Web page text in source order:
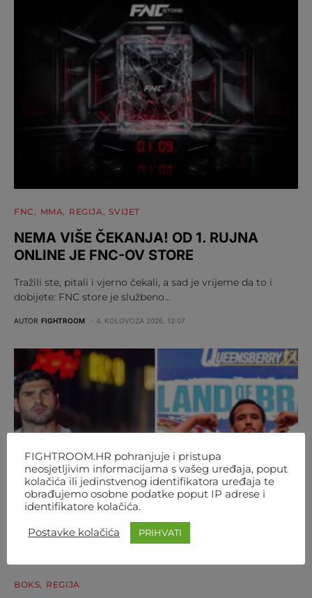
FNC MMA REGIJA SVIJET
NEMA VIŠE ČEKANJA! OD 1. RUJNA
ONLINE JE FNC-OV STORE
Tražili ste, pitali i vjerno čekali, a sad je vrijeme da to i
dobijete: FNC store je službeno…
AUTOR FIGHTROOM 4. KOLOVOZA 2026. 12:07
BOKS REGIJA
FIGHTROOM.HR pohranjuje i pristupa
neosjetljivim informacijama s vašeg uređaja, poput
kolačića ili jedinstvenog identifikatora uređaja te
obrađujemo osobne podatke poput IP adrese i
identifikatore kolačića.
Postavke kolačića PRIHVATI